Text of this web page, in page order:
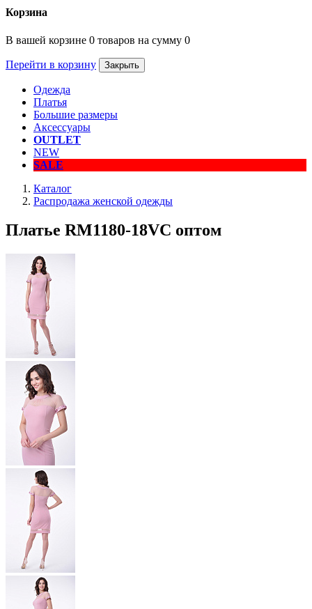
Корзина
В вашей корзине 0 товаров на сумму 0
Перейти в корзину Закрыть
Одежда
Платья
Большие размеры
Аксессуары
OUTLET
NEW
SALE
Каталог
Распродажа женской одежды
Платье RM1180-18VC оптом